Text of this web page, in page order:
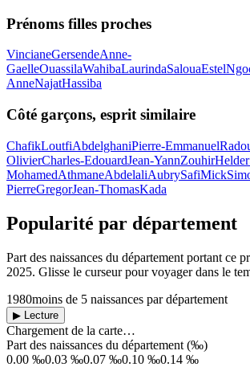
Prénoms filles proches
VincianeGersendeAnne-
GaelleOuassilaWahibaLaurindaSalouaEstel
AnneNajatHassiba
Côté garçons, esprit similaire
ChafikLoutfiAbdelghaniPierre-Emmanuel
OlivierCharles-EdouardJean-YannZouhirHelder
MohamedAthmaneAbdelaliAubrySafiMick
PierreGregorJean-ThomasKada
Popularité par département
Part des naissances du département portant ce
2025. Glisse le curseur pour voyager dans le
1980moins de 5 naissances par département
▶ Lecture
Chargement de la carte…
Part des naissances du département (‰)
0.00 ‰0.03 ‰0.07 ‰0.10 ‰0.14 ‰